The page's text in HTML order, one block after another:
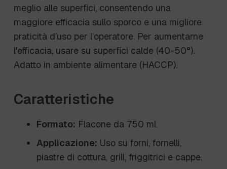
meglio alle superfici, consentendo una
maggiore efficacia sullo sporco e una migliore
praticità d’uso per l’operatore. Per aumentarne
l'efficacia, usare su superfici calde (40-50°).
Adatto in ambiente alimentare (HACCP).
Caratteristiche
Formato: Flacone da 750 ml.
Applicazione: Uso su forni, fornelli,
piastre di cottura, grill, friggitrici e cappe.